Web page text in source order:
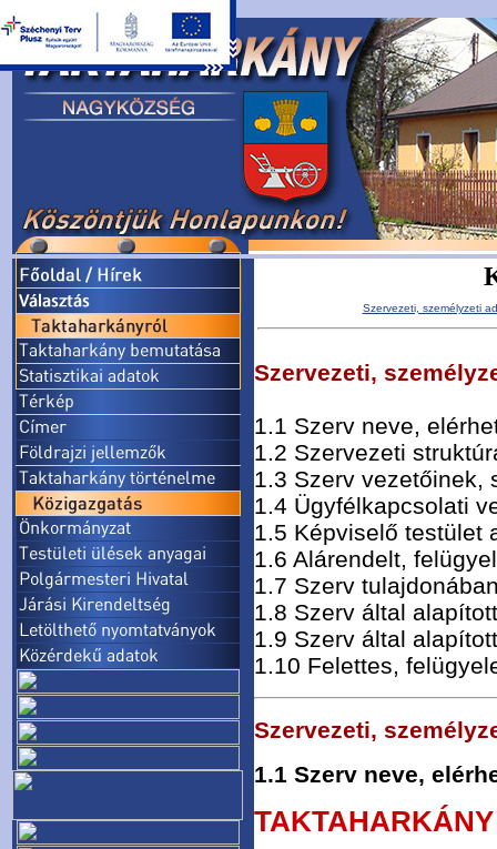
Szervezeti, személyzeti
Szervezeti,
1.1 Szerv neve,
1.2 Szervezeti
1.3 Szerv vezetőinek,
1.4 Ügyfélkapcsolati
1.5 Képviselő testület
1.6 Alárendelt,
1.7 Szerv
1.8 Szerv által
1.9 Szerv által
1.10 Felettes,
Szervezeti,
1.1 Szerv neve,